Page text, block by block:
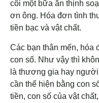
côi một bữa ăn thịnh
ơn ông. Hóa đơn tình
tiền bạc và vật chất.
Các bạn thân mến, hóa
con số. Như vậy thì
là thương gia hay
cần thể hiện bằng con
tiền, con số của vật